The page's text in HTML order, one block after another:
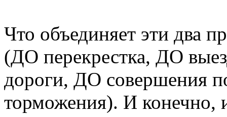
Что объединяет эти два
(ДО перекрестка, ДО
дороги, ДО совершения
торможения). И конечно,